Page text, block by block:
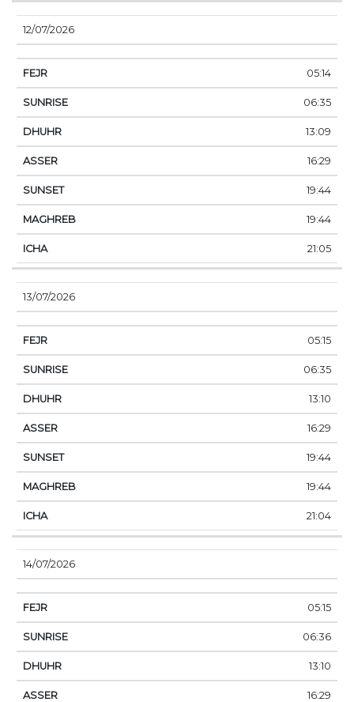
12/07/2026
05:14
06:35
13:09
16:29
19:44
19:44
21:05
13/07/2026
05:15
06:35
13:10
16:29
19:44
19:44
21:04
14/07/2026
05:15
06:36
13:10
16:29